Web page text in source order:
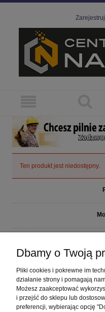
Ten produkt jest niedostępny.
Dbamy o Twoją
Pliki cookies i pokrewne im
działanie strony i pomagają
Możesz zaakceptować
i przejść do sklepu lub
preferencji, wybierając opcję